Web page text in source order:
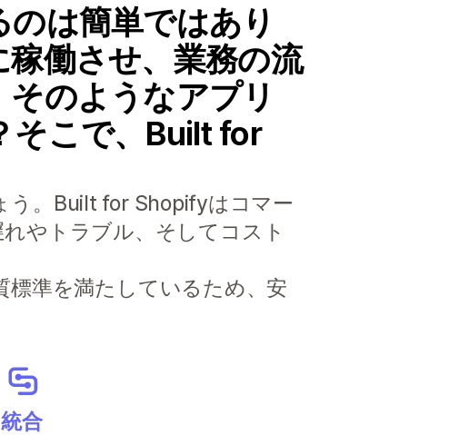
は簡単ではあり
働させ、業務の流
のようなアプリ
そこで、Built for
う。Built for Shopifyはコマー
やトラブル、そしてコスト
標準を満たしているため、安
統合